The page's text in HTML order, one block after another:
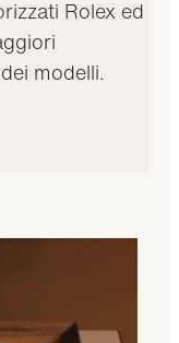
Rolex ed
modelli.